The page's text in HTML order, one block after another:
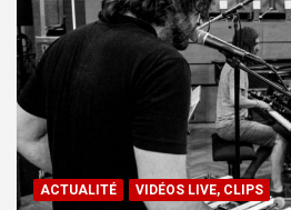
ACTUALITÉ VIDÉOS LIVE, CLIPS